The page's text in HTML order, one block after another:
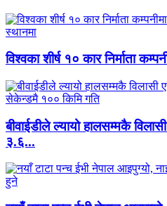
विश्वका शीर्ष १० कार निर्माता
बीवाईडीले ल्यायो हालसम्मकै
३.६...